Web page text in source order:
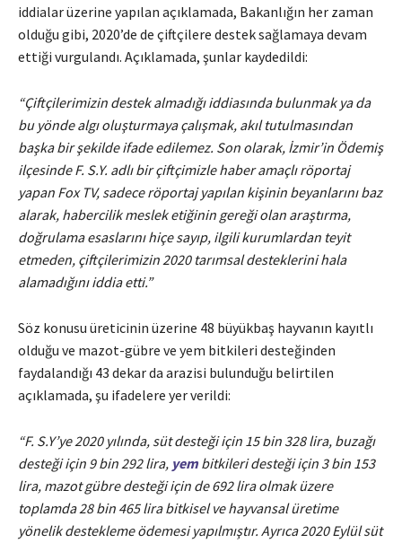
iddialar üzerine yapılan açıklamada, Bakanlığın her zaman
olduğu gibi, 2020’de de çiftçilere destek sağlamaya devam
ettiği vurgulandı. Açıklamada, şunlar kaydedildi:
“Çiftçilerimizin destek almadığı iddiasında bulunmak ya da
bu yönde algı oluşturmaya çalışmak, akıl tutulmasından
başka bir şekilde ifade edilemez. Son olarak, İzmir’in Ödemiş
ilçesinde F. S.Y. adlı bir çiftçimizle haber amaçlı röportaj
yapan Fox TV, sadece röportaj yapılan kişinin beyanlarını baz
alarak, habercilik meslek etiğinin gereği olan araştırma,
doğrulama esaslarını hiçe sayıp, ilgili kurumlardan teyit
etmeden, çiftçilerimizin 2020 tarımsal desteklerini hala
alamadığını iddia etti.”
Söz konusu üreticinin üzerine 48 büyükbaş hayvanın kayıtlı
olduğu ve mazot-gübre ve yem bitkileri desteğinden
faydalandığı 43 dekar da arazisi bulunduğu belirtilen
açıklamada, şu ifadelere yer verildi:
“F. S.Y’ye 2020 yılında, süt desteği için 15 bin 328 lira, buzağı
desteği için 9 bin 292 lira, yem bitkileri desteği için 3 bin 153
lira, mazot gübre desteği için de 692 lira olmak üzere
toplamda 28 bin 465 lira bitkisel ve hayvansal üretime
yönelik destekleme ödemesi yapılmıştır. Ayrıca 2020 Eylül süt